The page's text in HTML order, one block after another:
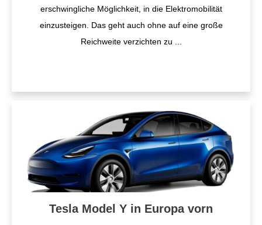
erschwingliche Möglichkeit, in die Elektromobilität
einzusteigen. Das geht auch ohne auf eine große
Reichweite verzichten zu
Tesla Model Y in Europa vorn